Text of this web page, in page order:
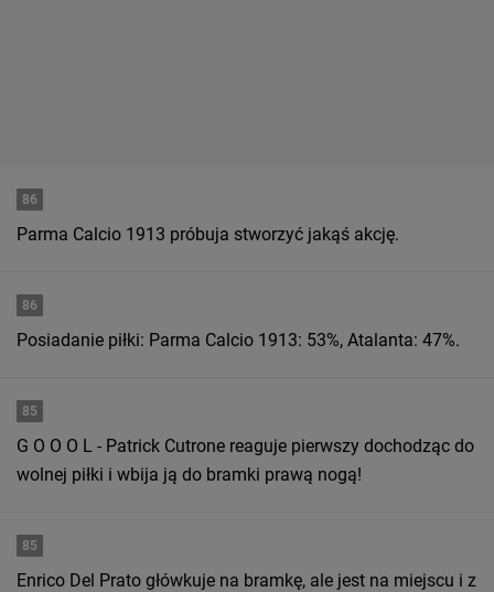
86
Parma Calcio 1913 próbuja stworzyć jakąś akcję.
86
Posiadanie piłki: Parma Calcio 1913: 53%, Atalanta: 47%.
85
G O O O L - Patrick Cutrone reaguje pierwszy dochodząc do
wolnej piłki i wbija ją do bramki prawą nogą!
85
Enrico Del Prato główkuje na bramkę, ale jest na miejscu i z